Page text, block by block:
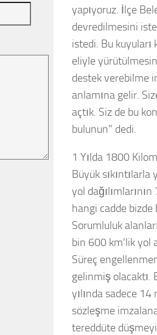
yapıyoruz. İlçe
devredilmesini
istedi. Bu
eliyle
destek verebilme
anlamına gelir.
açtık. Siz de bu
bulunun” dedi.
1 Yılda 1800
Büyük
yol
hangi cadde
Sorumluluk
bin 600 km’lik yol
Süreç
gelinmiş olacaktı.
yılında sadece
sözleşme
tereddüte